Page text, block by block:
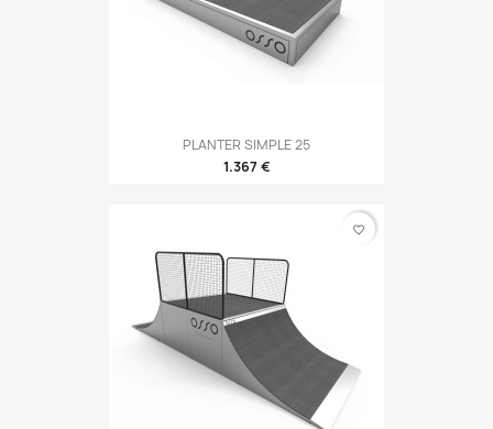
PLANTER SIMPLE 25
1.367 €
favorite_border